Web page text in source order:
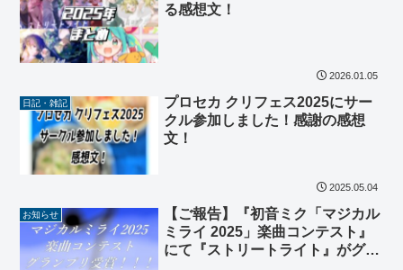
る感想文！
2026.01.05
日記・雑記
プロセカ クリフェス2025にサー
クル参加しました！感謝の感想
文！
2025.05.04
お知らせ
【ご報告】『初音ミク「マジカル
ミライ 2025」楽曲コンテスト』
にて『ストリートライト』がグラ